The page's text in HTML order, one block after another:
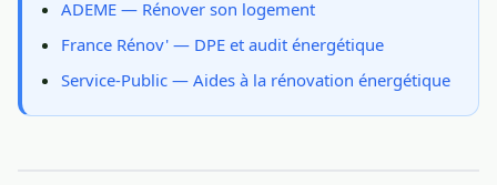
ADEME — Rénover son logement
France Rénov' — DPE et audit énergétique
Service-Public — Aides à la rénovation énergétique